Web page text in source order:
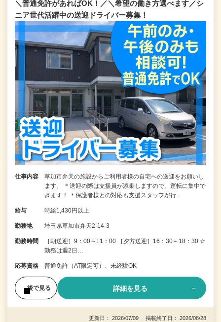
＼普通免許があればOK！／＼希望の働き方選べます／シ
ニア世代活躍中の送迎ドライバー募集！
仕事内容
草加市弁天の施設からご利用者様の自宅への送迎をお願いし
ます。 ＊送迎の際は支援員が添乗しますので、運転に集中で
きます！ ＊保護者様との対応も支援スタッフが行…
給与 時給1,430円以上
勤務地 埼玉県草加市弁天2-14-3
勤務時間
［朝送迎］9：00～11：00 ［夕方送迎］16：30～18：30 ☆
勤務は週2日…
応募資格 普通免許（AT限定可）、未経験OK
後で見る 詳細を見る
更新日： 2026/07/09 掲載終了日： 2026/08/28